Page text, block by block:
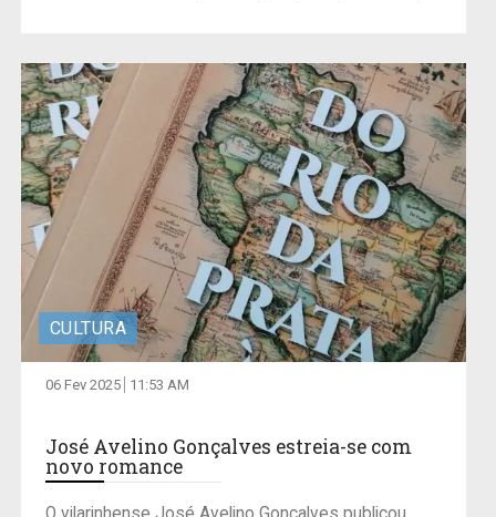
CULTURA
06 Fev 2025 11:53 AM
José Avelino Gonçalves estreia-se com
novo romance